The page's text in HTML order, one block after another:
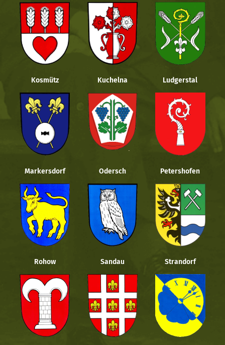
Kosmütz Kuchelna Ludgerstal
Markersdorf Odersch Petershofen
Rohow Sandau Strandorf